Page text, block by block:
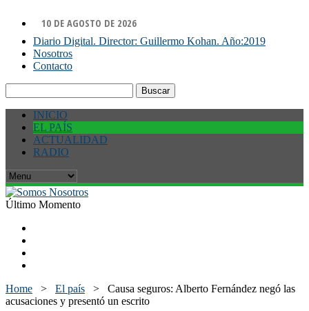
10 DE AGOSTO DE 2026
Diario Digital. Director: Guillermo Kohan. Año:2019
Nosotros
Contacto
INICIO
EL PAÍS
ACTUALIDAD
RADIO
Último Momento
Home > El país > Causa seguros: Alberto Fernández negó las
acusaciones y presentó un escrito